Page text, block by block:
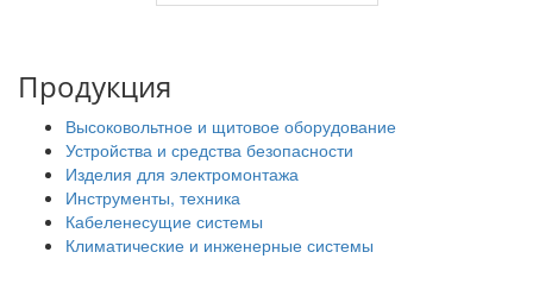
Продукция
Высоковольтное и щитовое оборудование
Устройства и средства безопасности
Изделия для электромонтажа
Инструменты, техника
Кабеленесущие системы
Климатические и инженерные системы